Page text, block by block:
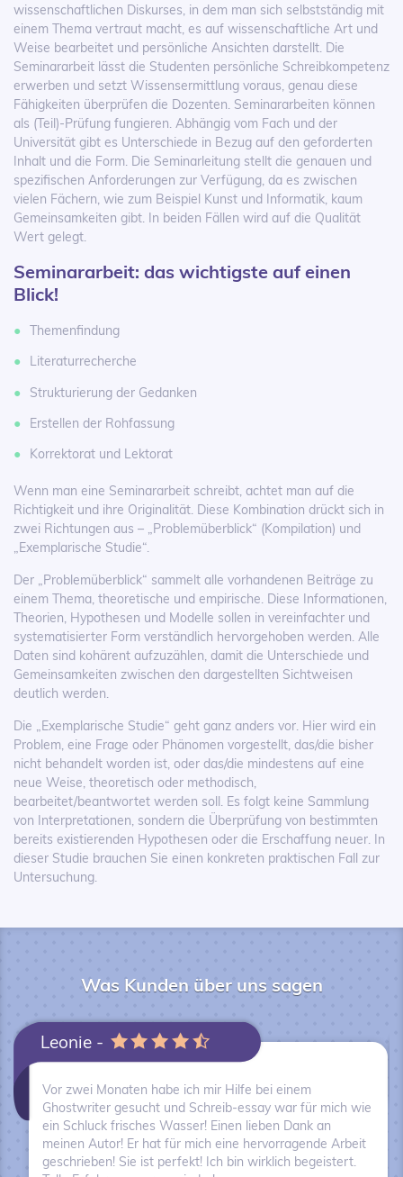
wissenschaftlichen Diskurses, in dem man sich selbstständig mit
einem Thema vertraut macht, es auf wissenschaftliche Art und
Weise bearbeitet und persönliche Ansichten darstellt. Die
Seminararbeit lässt die Studenten persönliche Schreibkompetenz
erwerben und setzt Wissensermittlung voraus, genau diese
Fähigkeiten überprüfen die Dozenten. Seminararbeiten können
als (Teil)-Prüfung fungieren. Abhängig vom Fach und der
Universität gibt es Unterschiede in Bezug auf den geforderten
Inhalt und die Form. Die Seminarleitung stellt die genauen und
spezifischen Anforderungen zur Verfügung, da es zwischen
vielen Fächern, wie zum Beispiel Kunst und Informatik, kaum
Gemeinsamkeiten gibt. In beiden Fällen wird auf die Qualität
Wert gelegt.
Seminararbeit: das wichtigste auf einen
Blick!
Themenfindung
Literaturrecherche
Strukturierung der Gedanken
Erstellen der Rohfassung
Korrektorat und Lektorat
Wenn man eine Seminararbeit schreibt, achtet man auf die
Richtigkeit und ihre Originalität. Diese Kombination drückt sich in
zwei Richtungen aus – „Problemüberblick“ (Kompilation) und
„Exemplarische Studie“.
Der „Problemüberblick“ sammelt alle vorhandenen Beiträge zu
einem Thema, theoretische und empirische. Diese Informationen,
Theorien, Hypothesen und Modelle sollen in vereinfachter und
systematisierter Form verständlich hervorgehoben werden. Alle
Daten sind kohärent aufzuzählen, damit die Unterschiede und
Gemeinsamkeiten zwischen den dargestellten Sichtweisen
deutlich werden.
Die „Exemplarische Studie“ geht ganz anders vor. Hier wird ein
Problem, eine Frage oder Phänomen vorgestellt, das/die bisher
nicht behandelt worden ist, oder das/die mindestens auf eine
neue Weise, theoretisch oder methodisch,
bearbeitet/beantwortet werden soll. Es folgt keine Sammlung
von Interpretationen, sondern die Überprüfung von bestimmten
bereits existierenden Hypothesen oder die Erschaffung neuer. In
dieser Studie brauchen Sie einen konkreten praktischen Fall zur
Untersuchung.
Was Kunden über uns sagen
Leonie -
Vor zwei Monaten habe ich mir Hilfe bei einem
Ghostwriter gesucht und Schreib-essay war für mich wie
ein Schluck frisches Wasser! Einen lieben Dank an
meinen Autor! Er hat für mich eine hervorragende Arbeit
geschrieben! Sie ist perfekt! Ich bin wirklich begeistert.